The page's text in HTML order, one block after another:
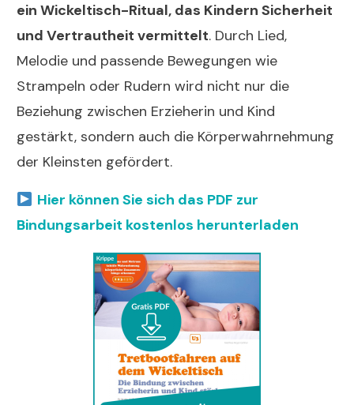
ein Wickeltisch-Ritual, das Kindern Sicherheit
und Vertrautheit vermittelt. Durch Lied,
Melodie und passende Bewegungen wie
Strampeln oder Rudern wird nicht nur die
Beziehung zwischen Erzieherin und Kind
gestärkt, sondern auch die Körperwahrnehmung
der Kleinsten gefördert.
Hier können Sie sich das PDF zur
Bindungsarbeit kostenlos herunterladen